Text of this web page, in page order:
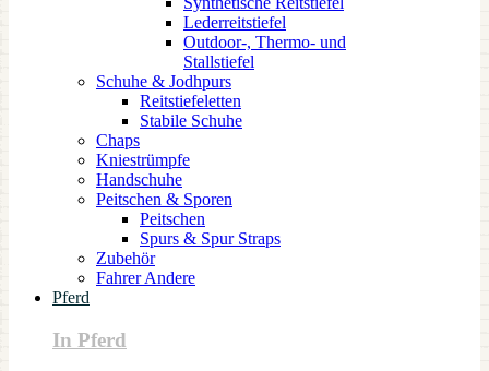
Lederreitstiefel
Outdoor-, Thermo- und
Stallstiefel
Schuhe & Jodhpurs
Reitstiefeletten
Stabile Schuhe
Chaps
Kniestrümpfe
Handschuhe
Peitschen & Sporen
Peitschen
Spurs & Spur Straps
Zubehör
Fahrer Andere
Pferd
In Pferd